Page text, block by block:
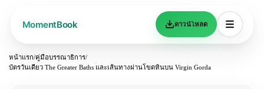
ดาวน์โหลด
หน้าแรก/คู่มือบรรณาธิการ/
บัตรวันเดียว The Greater Baths และเส้นทางผ่านโขดหินบน Virgin Gorda